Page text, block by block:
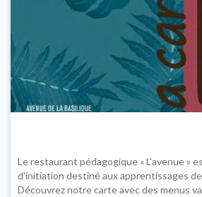
Le restaurant pédagogique « L'avenue »
d'initiation destiné aux apprentissages
Découvrez notre carte avec des menus